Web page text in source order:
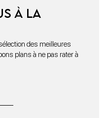
à la
des meilleures
plans à ne pas rater à